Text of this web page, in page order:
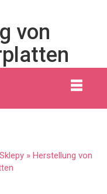
von
» Herstellung von